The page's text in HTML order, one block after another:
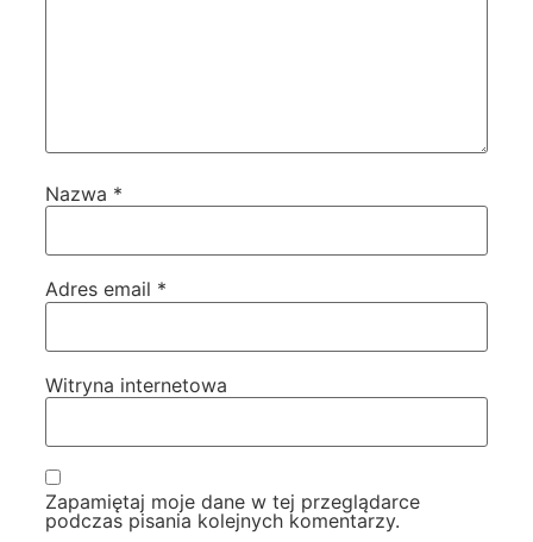
Nazwa *
Adres email *
Witryna internetowa
Zapamiętaj moje dane w tej przeglądarce
podczas pisania kolejnych komentarzy.